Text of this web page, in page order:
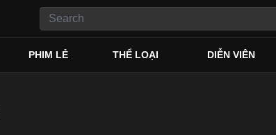
PHIM LẺ THỂ LOẠI DIỄN VIÊN